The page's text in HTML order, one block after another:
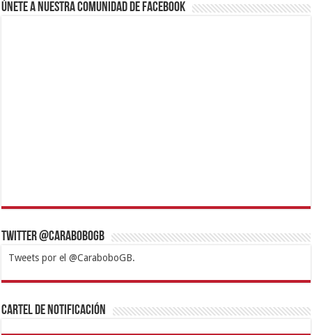
Únete a nuestra comunidad de Facebook
Twitter @CaraboboGB
Tweets por el @CaraboboGB.
1xbetBetturkeyBetistKralbetSupertotobetTipobetMatadorbetMariobet
https://mvbcasino.com/
Cartel de Notificación